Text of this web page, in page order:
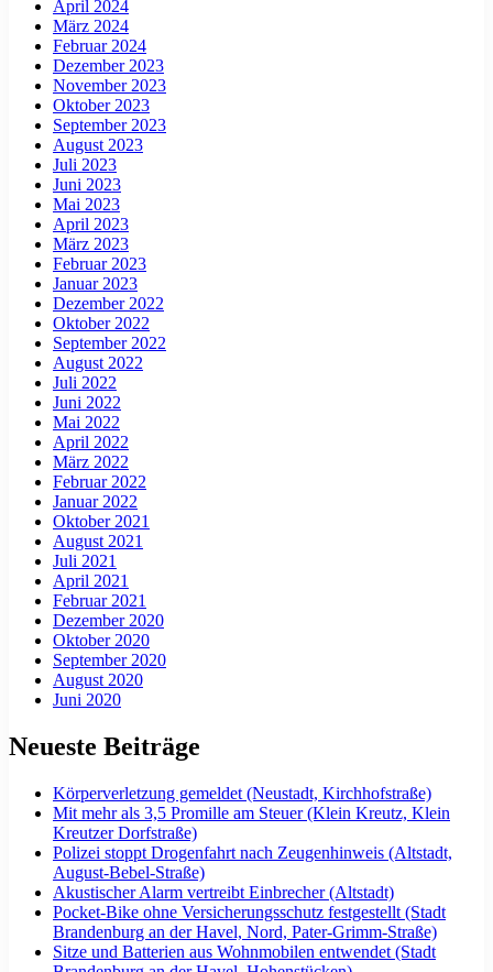
April 2024
März 2024
Februar 2024
Dezember 2023
November 2023
Oktober 2023
September 2023
August 2023
Juli 2023
Juni 2023
Mai 2023
April 2023
März 2023
Februar 2023
Januar 2023
Dezember 2022
Oktober 2022
September 2022
August 2022
Juli 2022
Juni 2022
Mai 2022
April 2022
März 2022
Februar 2022
Januar 2022
Oktober 2021
August 2021
Juli 2021
April 2021
Februar 2021
Dezember 2020
Oktober 2020
September 2020
August 2020
Juni 2020
Neueste Beiträge
Körperverletzung gemeldet (Neustadt, Kirchhofstraße)
Mit mehr als 3,5 Promille am Steuer (Klein Kreutz, Klein
Kreutzer Dorfstraße)
Polizei stoppt Drogenfahrt nach Zeugenhinweis (Altstadt,
August-Bebel-Straße)
Akustischer Alarm vertreibt Einbrecher (Altstadt)
Pocket-Bike ohne Versicherungsschutz festgestellt (Stadt
Brandenburg an der Havel, Nord, Pater-Grimm-Straße)
Sitze und Batterien aus Wohnmobilen entwendet (Stadt